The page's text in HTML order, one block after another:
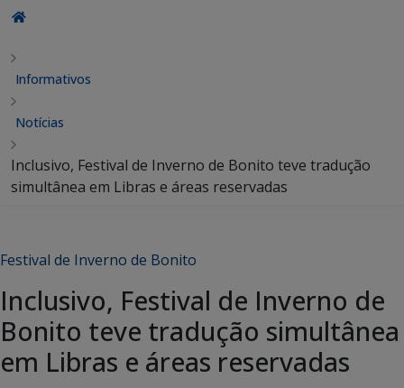
Informativos
Notícias
Inclusivo, Festival de Inverno de Bonito teve tradução
simultânea em Libras e áreas reservadas
Festival de Inverno de Bonito
Inclusivo, Festival de Inverno de
Bonito teve tradução simultânea
em Libras e áreas reservadas